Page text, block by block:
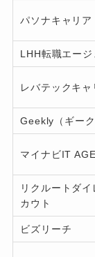
パソナキャリア
LHH転職エージ
レバテックキャ
Geekly（ギーク
マイナビIT
リクルートダイ
カウト
ビズリーチ